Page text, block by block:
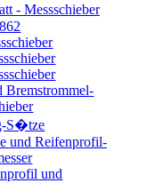
- Messschieber
Bremstrommel-
S�tze
und Reifenprofil-
und